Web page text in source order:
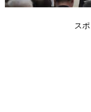
ス